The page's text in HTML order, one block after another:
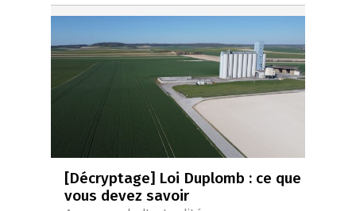
[Décryptage] Loi Duplomb : ce que
vous devez savoir